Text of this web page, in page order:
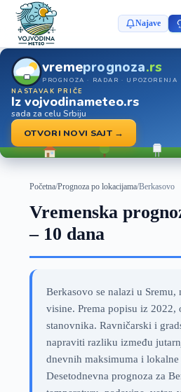
Najave
vremeprognoza.rs
PROGNOZA · RADAR · UPOZORENJA
NASTAVAK PRIČE
Iz vojvodinameteo.rs
sada za celu Srbiju
OTVORI NOVI SAJT →
Početna/Prognoza po lokacijama/Berkasovo
Vremenska
– 10 dana
Berkasovo se nalazi u Sremu,
visine. Prema popisu iz 2022,
stanovnika. Ravničarski i
napraviti razliku između
dnevnih maksimuma i
Desetodnevna prognoza za